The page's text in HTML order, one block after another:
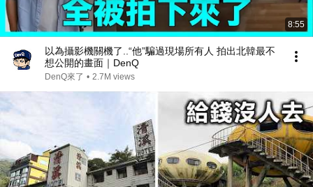
8:55
以為攝影機關機了..“他”騙過現場所有人 拍出北韓最不
想公開的畫面｜DenQ
DenQ來了 • 2.7M views